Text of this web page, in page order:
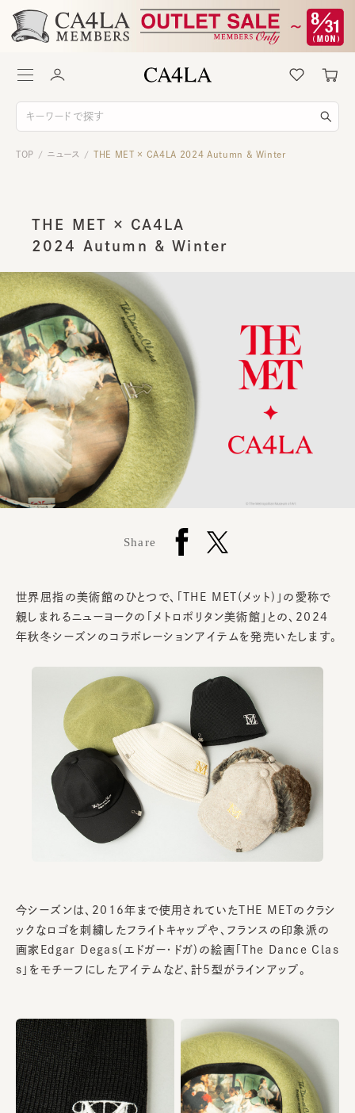
TOP / ニュース / THE MET × CA4LA 2024 Autumn & Winter
THE MET × CA4LA
2024 Autumn & Winter
Share
世界屈指の美術館のひとつで、「THE MET(メット)」の愛称で
親しまれるニューヨークの「メトロポリタン美術館」との、2024
年秋冬シーズンのコラボレーションアイテムを発売いたします。
今シーズンは、2016年まで使用されていたTHE METのクラシ
ックなロゴを刺繍したフライトキャップや、フランスの印象派の
画家Edgar Degas(エドガー・ドガ)の絵画「The Dance Clas
s」をモチーフにしたアイテムなど、計5型がラインアップ。